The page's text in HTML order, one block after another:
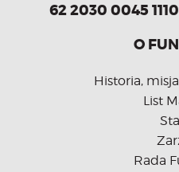
62 2030 0045
O
Historia,
List
Rada